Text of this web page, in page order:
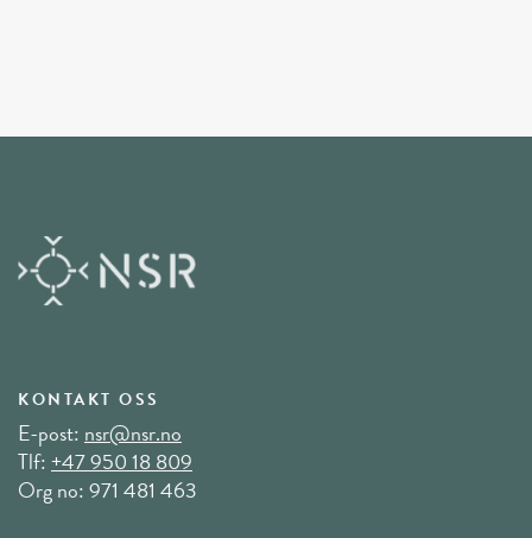
KONTAKT OSS
E-post:nsr@nsr.no
Tlf:+47 950 18 809
Org no: 971 481 463